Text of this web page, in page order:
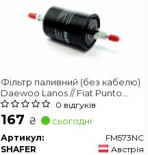
Фільтр паливний (без кабелю)
Daewoo Lanos // Fiat Punto
90SX, ELX, O0 відгуків
167 ₴ сьогодні
Артикул:
FM573NC
SHAFER
Австрія